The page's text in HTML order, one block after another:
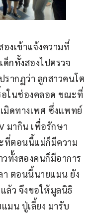
งเข้าแจ้งความที่
กทั้งสองไปตรวจ
รากฏว่า ลูกสาวคนโต
อในช่องคลอด ขณะที่
มิดทางเพศ ซึ่งแพทย์
มากิน เพื่อรักษา
ที่ตอนนี้แม่ก็มีความ
วทั้งสองคนก็มีอาการ
า ตอนนี้นายแมน ยัง
ล้ว จึงขอให้มูลนิธิ
มน ปู่เลี้ยง มารับ